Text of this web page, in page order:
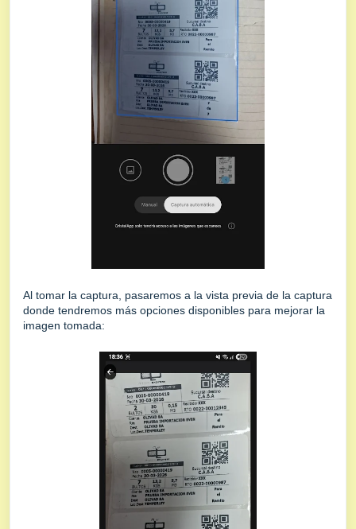
Al tomar la captura, pasaremos a la vista previa de la captura
donde tendremos más opciones disponibles para mejorar la
imagen tomada: